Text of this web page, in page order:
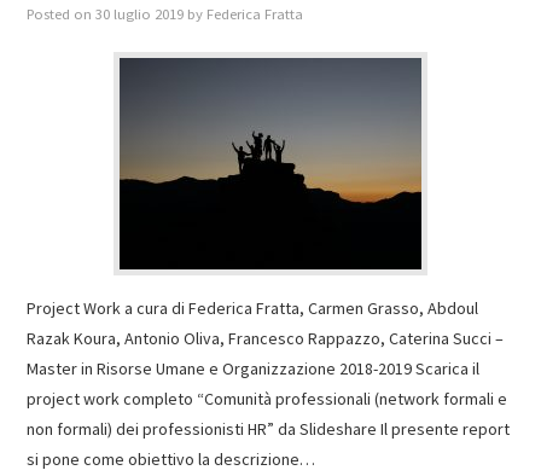
Posted on30 luglio 2019 by Federica Fratta
Project Work a cura di Federica Fratta, Carmen Grasso, Abdoul
Razak Koura, Antonio Oliva, Francesco Rappazzo, Caterina Succi –
Master in Risorse Umane e Organizzazione 2018-2019 Scarica il
project work completo “Comunità professionali (network formali e
non formali) dei professionisti HR” da Slideshare Il presente report
si pone come obiettivo la descrizione…